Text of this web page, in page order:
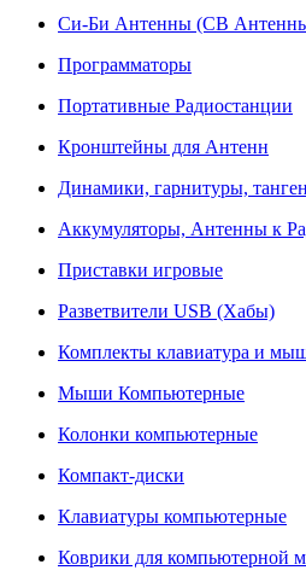
Си-Би Антенны (СВ
Программаторы
Портативные Радиостанции
Кронштейны для Антенн
Динамики, гарнитуры,
Аккумуляторы, Антенны к
Приставки игровые
Разветвители USB (Хабы)
Комплекты клавиатура и
Мыши Компьютерные
Колонки компьютерные
Компакт-диски
Клавиатуры компьютерные
Коврики для компьютерной